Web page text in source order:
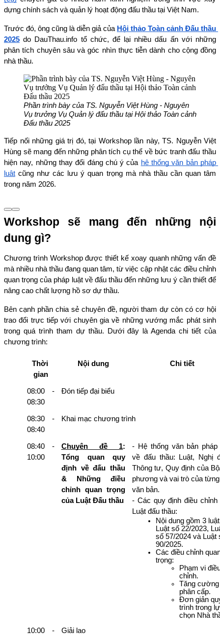
dựng chính sách và quản lý hoạt động đấu thầu tại Việt Nam.
Trước đó, ông cũng là diễn giả của Hội thảo Toàn cảnh Đấu thầu
2025 do DauThau.info tổ chức, để lại nhiều dấu ấn với những
phân tích chuyên sâu và góc nhìn thực tiễn dành cho cộng đồng
nhà thầu.
Phần trình bày của TS. Nguyễn Việt Hùng - Nguyên
Vụ trưởng Vụ Quản lý đấu thầu tại Hội thảo Toàn cảnh
Đấu thầu 2025
Tiếp nối những giá trị đó, tại Workshop lần này, TS. Nguyễn Việt
Hùng sẽ mang đến những phân tích cụ thể về bức tranh đấu thầu
hiện nay, những thay đổi đáng chú ý của hệ thống văn bản pháp
luật cũng như các lưu ý quan trọng mà nhà thầu cần quan tâm
trong năm 2026.
Workshop sẽ mang đến những nội
dung gì?
Chương trình Workshop được thiết kế xoay quanh những vấn đề
mà nhiều nhà thầu đang quan tâm, từ việc cập nhật các điều chỉnh
quan trọng của pháp luật về đấu thầu đến những lưu ý cần thiết để
nâng cao chất lượng hồ sơ dự thầu.
Bên cạnh phần chia sẻ chuyên đề, người tham dự còn có cơ hội
trao đổi trực tiếp với chuyên gia về những vướng mắc phát sinh
trong quá trình tham dự thầu. Dưới đây là Agenda chi tiết của
chương trình:
Thời
gian
Nội dung Chi tiết
08:00 -
08:30
Đón tiếp đại biểu
08:30 -
08:40
Khai mạc chương trình
08:40 -
10:00
Chuyên đề 1:
Tổng quan quy
định về đấu thầu
& Những điều
chỉnh quan trọng
của Luật Đấu thầu
- Hệ thống văn bản pháp
về đấu thầu: Luật, Nghị
Thông tư, Quy định của
phương và vai trò của
văn bản.
- Các quy định điều chỉnh
Luật đấu thầu:
Nội dung gồm 3
Luật số 22/2023,
số 57/2024 và Luật
90/2025.
Các điều chỉnh
trọng:
Phạm vi
chỉnh.
Tăng cường
phân cấp.
Đơn giản
trình trong
chọn Nhà
10:00 -
Giải lao